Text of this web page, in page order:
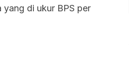
di ukur BPS per